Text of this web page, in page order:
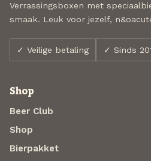
Verrassingsboxen met
smaak. Leuk voor jezelf,
✓ Veilige betaling ✓ Sinds
Shop
Beer Club
Shop
Bierpakket